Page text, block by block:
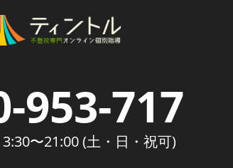
953-717
〜21:00 (土・日・祝可)